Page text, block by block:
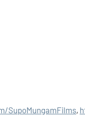
SupoMungamFilms,